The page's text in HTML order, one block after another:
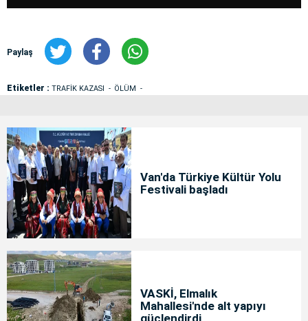
Paylaş
Etiketler : TRAFİK KAZASI ÖLÜM
Van'da Türkiye Kültür Yolu
Festivali başladı
VASKİ, Elmalık
Mahallesi'nde alt yapıyı